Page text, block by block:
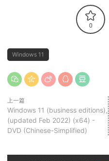
0
Windows 11
上一篇
Windows 11 (business editions),
(updated Feb 2022) (x64) -
DVD (Chinese-Simplified)